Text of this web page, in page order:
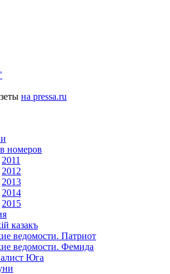
на pressa.ru
номеров
2011
2012
2013
2014
2015
казакъ
ведомости. Патриот
ведомости. Фемида
Юга